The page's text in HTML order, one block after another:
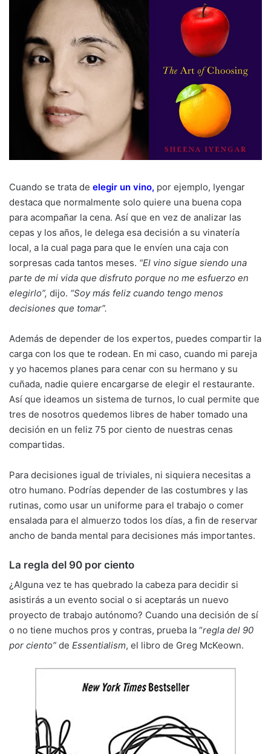
Cuando se trata de elegir un vino, por ejemplo, Iyengar
destaca que normalmente solo quiere una buena copa
para acompañar la cena. Así que en vez de analizar las
cepas y los años, le delega esa decisión a su vinatería
local, a la cual paga para que le envíen una caja con
sorpresas cada tantos meses. “El vino sigue siendo una
parte de mi vida que disfruto porque no me esfuerzo en
elegirlo”, dijo. “Soy más feliz cuando tengo menos
decisiones que tomar”.
Además de depender de los expertos, puedes compartir la
carga con los que te rodean. En mi caso, cuando mi pareja
y yo hacemos planes para cenar con su hermano y su
cuñada, nadie quiere encargarse de elegir el restaurante.
Así que ideamos un sistema de turnos, lo cual permite que
tres de nosotros quedemos libres de haber tomado una
decisión en un feliz 75 por ciento de nuestras cenas
compartidas.
Para decisiones igual de triviales, ni siquiera necesitas a
otro humano. Podrías depender de las costumbres y las
rutinas, como usar un uniforme para el trabajo o comer
ensalada para el almuerzo todos los días, a fin de reservar
ancho de banda mental para decisiones más importantes.
La regla del 90 por ciento
¿Alguna vez te has quebrado la cabeza para decidir si
asistirás a un evento social o si aceptarás un nuevo
proyecto de trabajo autónomo? Cuando una decisión de sí
o no tiene muchos pros y contras, prueba la “regla del 90
por ciento” de Essentialism, el libro de Greg McKeown.